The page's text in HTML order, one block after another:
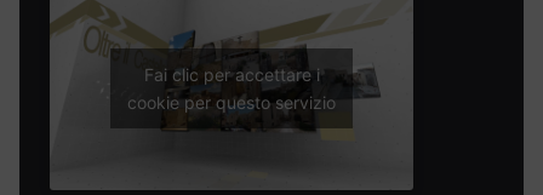
Fai clic per accettare i
cookie per questo servizio